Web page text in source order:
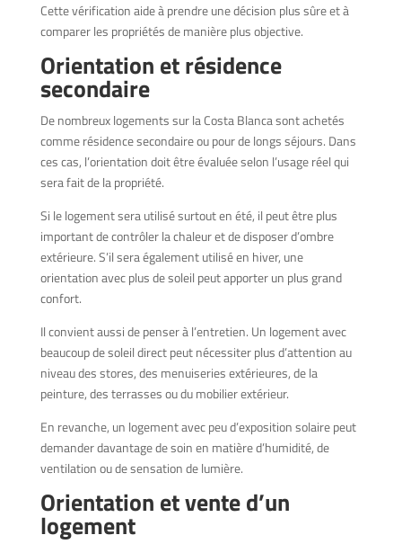
Cette vérification aide à prendre une décision plus sûre et à
comparer les propriétés de manière plus objective.
Orientation et résidence
secondaire
De nombreux logements sur la Costa Blanca sont achetés
comme résidence secondaire ou pour de longs séjours. Dans
ces cas, l’orientation doit être évaluée selon l’usage réel qui
sera fait de la propriété.
Si le logement sera utilisé surtout en été, il peut être plus
important de contrôler la chaleur et de disposer d’ombre
extérieure. S’il sera également utilisé en hiver, une
orientation avec plus de soleil peut apporter un plus grand
confort.
Il convient aussi de penser à l’entretien. Un logement avec
beaucoup de soleil direct peut nécessiter plus d’attention au
niveau des stores, des menuiseries extérieures, de la
peinture, des terrasses ou du mobilier extérieur.
En revanche, un logement avec peu d’exposition solaire peut
demander davantage de soin en matière d’humidité, de
ventilation ou de sensation de lumière.
Orientation et vente d’un
logement